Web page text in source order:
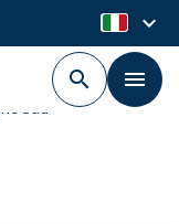
it
keyboard_arrow_down